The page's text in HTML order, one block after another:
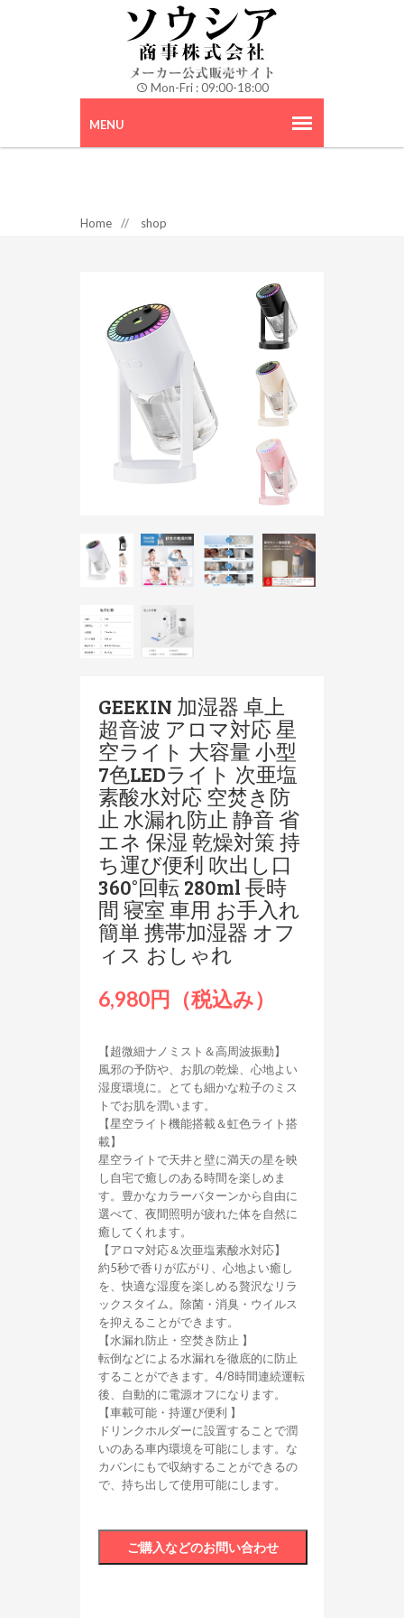
Mon-Fri : 09:00-18:00
Home // shop
GEEKIN 加湿器 卓上
超音波 アロマ対応 星
空ライト 大容量 小型
7色LEDライト 次亜塩
素酸水対応 空焚き防
止 水漏れ防止 静音 省
エネ 保湿 乾燥対策 持
ち運び便利 吹出し口
360°回転 280ml 長時
間 寝室 車用 お手入れ
簡単 携帯加湿器 オフ
ィス おしゃれ
6,980円（税込み）
【超微細ナノミスト＆高周波振動】
風邪の予防や、お肌の乾燥、心地よい
湿度環境に。とても細かな粒子のミス
トでお肌を潤います。
【星空ライト機能搭載＆虹色ライト搭
載】
星空ライトで天井と壁に満天の星を映
し自宅で癒しのある時間を楽しめま
す。豊かなカラーバターンから自由に
選べて、夜間照明が疲れた体を自然に
癒してくれます。
【アロマ対応＆次亜塩素酸水対応】
約5秒で香りが広がり、心地よい癒し
を、快適な湿度を楽しめる贅沢なリラ
ックスタイム。除菌・消臭・ウイルス
を抑えることができます。
【水漏れ防止・空焚き防止 】
転倒などによる水漏れを徹底的に防止
することができます。4/8時間連続運転
後、自動的に電源オフになります。
【車載可能・持運び便利 】
ドリンクホルダーに設置することで潤
いのある車内環境を可能にします。な
カバンにもで収納することができるの
で、持ち出して使用可能にします。